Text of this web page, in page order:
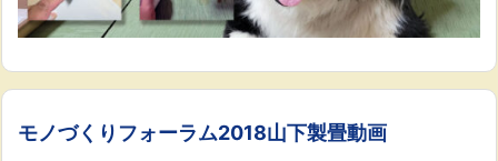
モノづくりフォーラム2018山下製畳動画